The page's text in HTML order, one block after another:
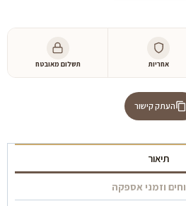
אחריות תשלום מאובטח
העתק קישור
תיאור
וזמני אספקה